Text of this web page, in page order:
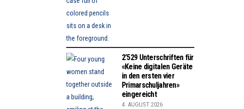
2’529 Unterschriften für
«Keine digitalen Geräte
in den ersten vier
Primarschuljahren»
eingereicht
4. AUGUST 2026